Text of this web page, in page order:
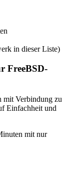
in dieser Liste)
FreeBSD-
mit Verbindung zu
Einfachheit und
mit nur